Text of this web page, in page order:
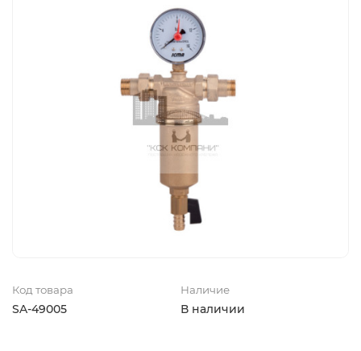
Код товара
SA-49005
Наличие
В наличии